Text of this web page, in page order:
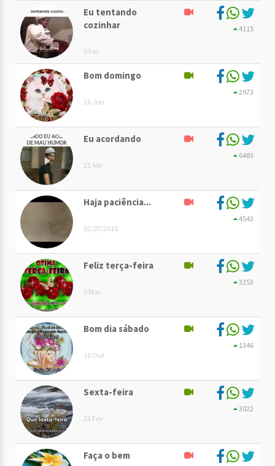
Eu tentando
cozinhar
9 Fev
4115
Bom domingo
16 Jun
2973
Eu acordando
21 Abr
6483
Haja paciência...
02/07/2015
4543
Feliz terça-feira
9 Mai
3253
Bom dia sábado
16 Out
1346
Sexta-feira
23 Fev
3022
Faça o bem